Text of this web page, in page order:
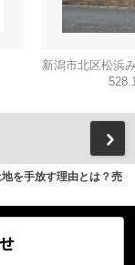
を手放す理由とは？売